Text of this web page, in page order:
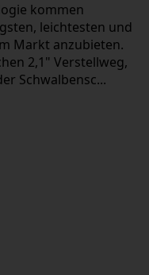
kommen
leichtesten und
Markt anzubieten.
2,1" Verstellweg,
Schwalbensc...